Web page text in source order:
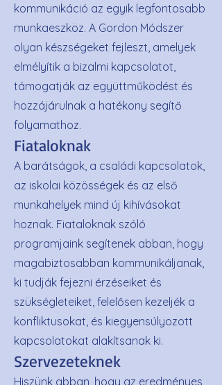
kommunikáció az egyik legfontosabb
munkaeszköz. A Gordon Módszer
olyan készségeket fejleszt, amelyek
elmélyítik a bizalmi kapcsolatot,
támogatják az együttműködést és
hozzájárulnak a hatékony segítő
folyamathoz.
Fiataloknak
A barátságok, a családi kapcsolatok,
az iskolai közösségek és az első
munkahelyek mind új kihívásokat
hoznak. Fiataloknak szóló
programjaink segítenek abban, hogy
magabiztosabban kommunikáljanak,
ki tudják fejezni érzéseiket és
szükségleteiket, felelősen kezeljék a
konfliktusokat, és kiegyensúlyozott
kapcsolatokat alakítsanak ki.
Szervezeteknek
Hiszünk abban, hogy az eredményes